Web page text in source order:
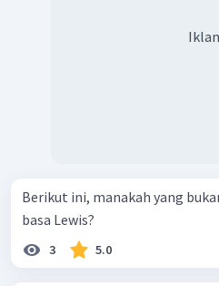
Iklan
Berikut ini, manakah yang
basa Lewis?
3 5.0